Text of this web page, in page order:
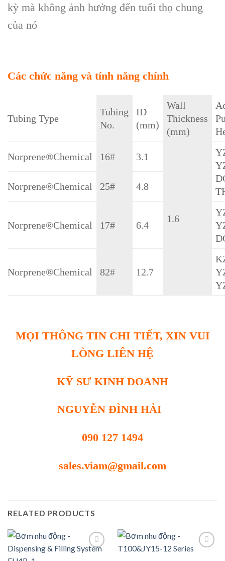
kỳ mà không ảnh hưởng đến tuổi thọ chung
của nó
Các chức năng và tính năng chính
Tubing Type
Tubing
No.
ID
(mm)
Wall
Thickness
(mm)
Norprene®Chemical 16# 3.1
1.6
Norprene®Chemical 25# 4.8
Norprene®Chemical 17# 6.4
Norprene®Chemical 82# 12.7
MỌI THÔNG TIN CHI TIẾT, XIN VUI
LÒNG LIÊN HỆ
KỸ SƯ KINH DOANH
NGUYỄN ĐÌNH HẢI
090 127 1494
sales.viam@gmail.com
RELATED PRODUCTS